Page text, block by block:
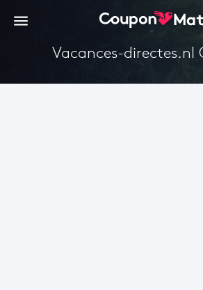
Vacances-directes.nl